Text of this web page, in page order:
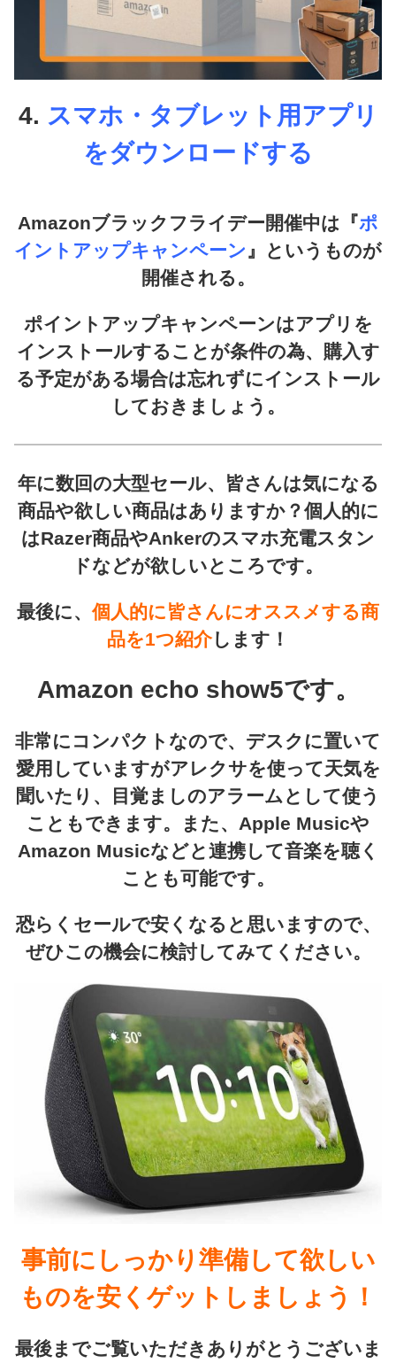
4. スマホ・タブレット用アプリ
をダウンロードする
Amazonブラックフライデー開催中は『ポ
イントアップキャンペーン』というものが
開催される。
ポイントアップキャンペーンはアプリを
インストールすることが条件の為、購入す
る予定がある場合は忘れずにインストール
しておきましょう。
年に数回の大型セール、皆さんは気になる
商品や欲しい商品はありますか？個人的に
はRazer商品やAnkerのスマホ充電スタン
ドなどが欲しいところです。
最後に、個人的に皆さんにオススメする商
品を1つ紹介します！
Amazon echo show5です。
非常にコンパクトなので、デスクに置いて
愛用していますがアレクサを使って天気を
聞いたり、目覚ましのアラームとして使う
こともできます。また、Apple Musicや
Amazon Musicなどと連携して音楽を聴く
ことも可能です。
恐らくセールで安くなると思いますので、
ぜひこの機会に検討してみてください。
事前にしっかり準備して欲しい
ものを安くゲットしましょう！
最後までご覧いただきありがとうございま